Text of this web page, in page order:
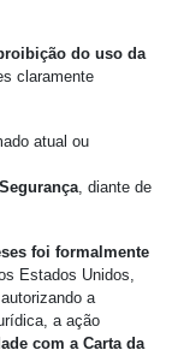
do uso da
claramente
atual ou
, diante de
foi formalmente
Estados Unidos,
a
a ação
com a Carta da